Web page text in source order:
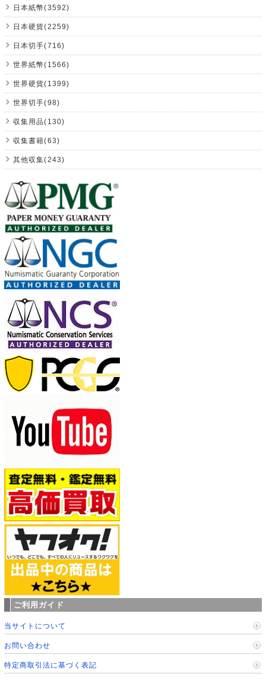
日本紙幣(3592)
日本硬貨(2259)
日本切手(716)
世界紙幣(1566)
世界硬貨(1399)
世界切手(98)
収集用品(130)
収集書籍(63)
其他収集(243)
ご利用ガイド
当サイトについて
お問い合わせ
特定商取引法に基づく表記